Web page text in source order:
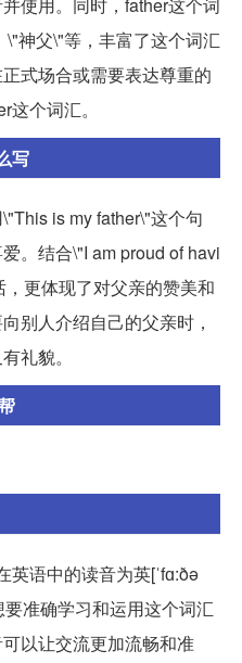
神父\"等，丰富了这个词汇
式场合或需要表达尊重的
个词汇。
写
is my father\"这个句
。结合\"I am proud of havi
更体现了对父亲的赞美和
别人介绍自己的父亲时，
礼貌。
英语中的读音为英[ˈfɑ:ðə
准确学习和运用这个词汇
以让交流更加流畅和准